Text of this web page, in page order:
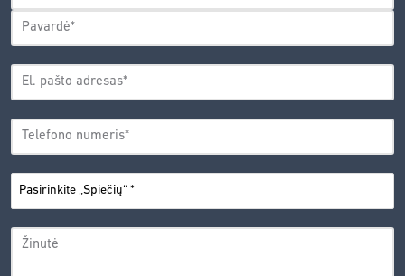
Vardas
EL.
ADRESAS*
TELEFONO
NUMERIS*
PASIRINKITE
„SPIEČIŲ“*
ŽINUTĖ